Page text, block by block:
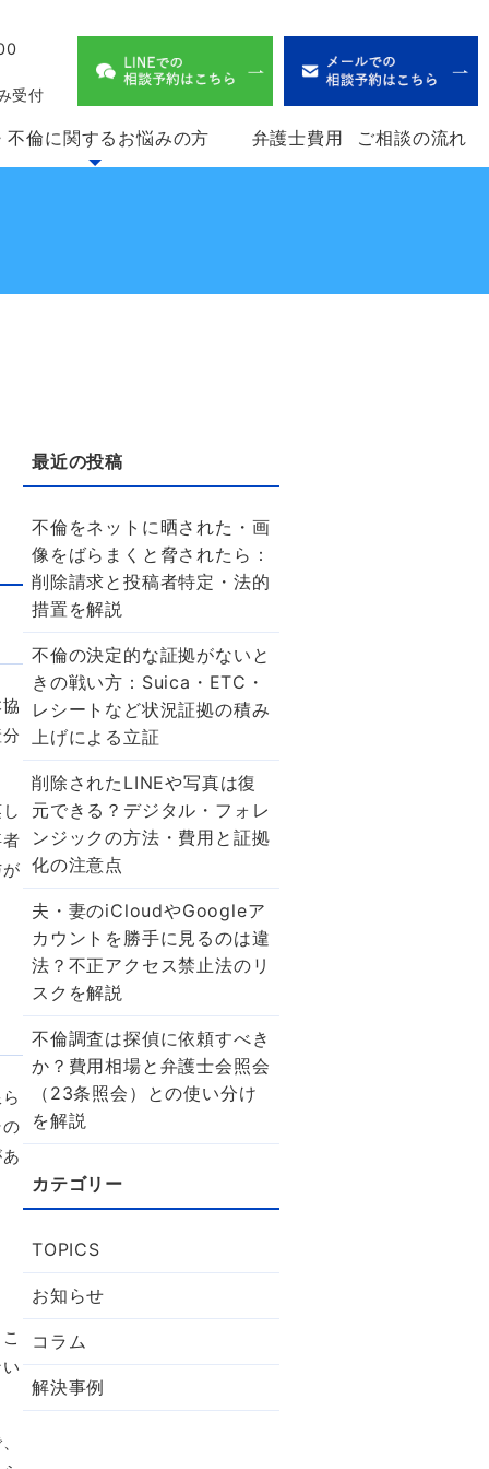
不倫に関するお悩みの方 弁護士費用 ご相談の流れ
受付
不倫をネットに晒された・画
像をばらまくと脅されたら：
削除請求と投稿者特定・法的
措置を解説
不倫の決定的な証拠がないと
きの戦い方：Suica・ETC・
レシートなど状況証拠の積み
上げによる立証
削除されたLINEや写真は復
元できる？デジタル・フォレ
ンジックの方法・費用と証拠
化の注意点
夫・妻のiCloudやGoogleア
カウントを勝手に見るのは違
法？不正アクセス禁止法のリ
スクを解説
不倫調査は探偵に依頼すべき
か？費用相場と弁護士会照会
（23条照会）との使い分け
を解説
TOPICS
お知らせ
コラム
解決事例